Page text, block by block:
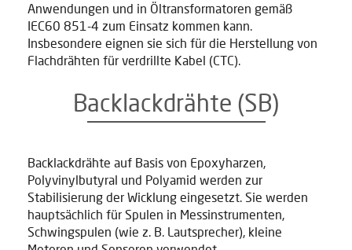
Anwendungen und in Öltransformatoren gemäß
IEC60 851-4 zum Einsatz kommen kann.
Insbesondere eignen sie sich für die Herstellung von
Flachdrähten für verdrillte Kabel (CTC).
Backlackdrähte (SB)
Backlackdrähte auf Basis von Epoxyharzen,
Polyvinylbutyral und Polyamid werden zur
Stabilisierung der Wicklung eingesetzt. Sie werden
hauptsächlich für Spulen in Messinstrumenten,
Schwingspulen (wie z. B. Lautsprecher), kleine